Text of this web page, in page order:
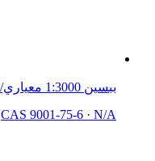
ببسين 1:3000 معياري/USP
CAS 9001-75-6 · N/A